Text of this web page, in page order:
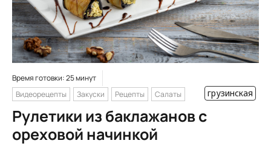
Время готовки: 25 минут
Видеорецепты
Закуски Рецепты Салаты грузинская
Рулетики из баклажанов с
ореховой начинкой